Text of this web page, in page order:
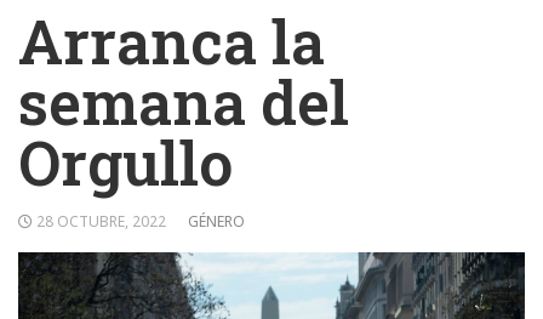
Arranca la
semana del
Orgullo
28 OCTUBRE, 2022 GÉNERO